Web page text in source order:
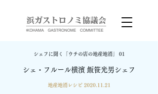
シェフに聞く「ウチの店の地産地消」 01
シェ・フルール横濱 飯笹光男シェフ
地産地消レシピ 2020.11.21